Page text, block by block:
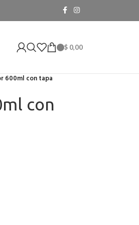
$ 0,00
600ml con tapa
con